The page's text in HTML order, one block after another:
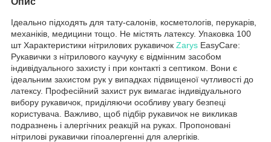
Ідеально підходять для тату-салонів, косметологів, перукарів,
механіків, медицини тощо. Не містять латексу. Упаковка 100
шт Характеристики нітрилових рукавичок Zarys EasyCare:
Рукавички з нітрилового каучуку є відмінним засобом
індивідуального захисту і при контакті з септиком. Вони є
ідеальним захистом рук у випадках підвищеної чутливості до
латексу. Професійний захист рук вимагає індивідуального
вибору рукавичок, приділяючи особливу увагу безпеці
користувача. Важливо, щоб підбір рукавичок не викликав
подразнень і алергічних реакцій на руках. Пропоновані
нітрилові рукавички гіпоалергенні для алергіків.